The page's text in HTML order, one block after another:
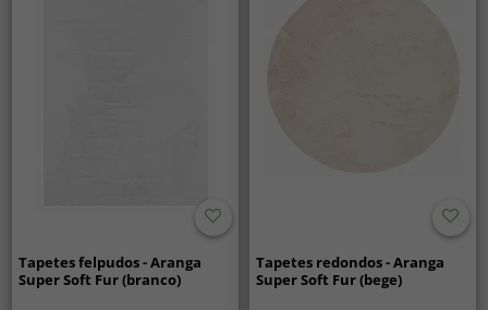
Tapetes felpudos - Aranga
Super Soft Fur (branco)
Tapetes redondos - Aranga
Super Soft Fur (bege)